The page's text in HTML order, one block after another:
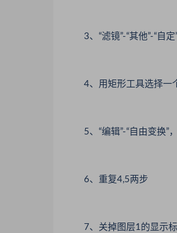
3、“滤镜”-“其他”-“自定
4、用矩形工具选择一个
5、“编辑”-“自由变换”
6、重复4,5两步
7、关掉图层1的显示